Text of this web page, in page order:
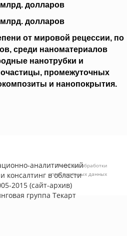
долларов
долларов
от мировой рецессии, по
среди наноматериалов
нанотрубки и
промежуточных
и нанопокрытия.
аналитический
консалтинг в области
2015 (сайт-архив)
группа Текарт
Политика обработки
персональных данных